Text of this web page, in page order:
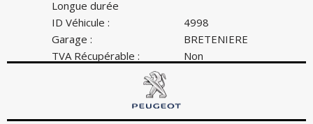
Longue durée
ID Véhicule :
4998
Garage :
BRETENIERE
TVA Récupérable :
Non